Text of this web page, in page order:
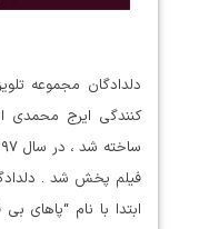
دلدادگان مجموعه
فیلم پخش شد .
ابتدا با نام “پاهای